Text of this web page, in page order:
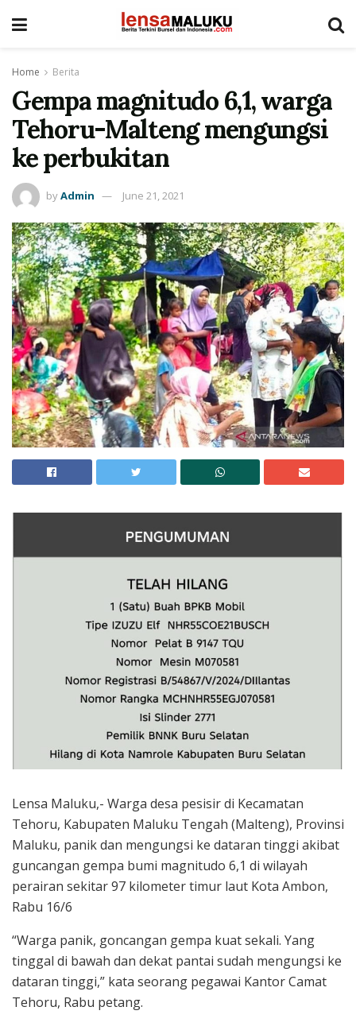
Home Berita
Gempa magnitudo 6,1, warga
Tehoru-Malteng mengungsi
ke perbukitan
byAdmin June 21, 2021
Lensa Maluku,- Warga desa pesisir di Kecamatan
Tehoru, Kabupaten Maluku Tengah (Malteng), Provinsi
Maluku, panik dan mengungsi ke dataran tinggi akibat
guncangan gempa bumi magnitudo 6,1 di wilayah
perairan sekitar 97 kilometer timur laut Kota Ambon,
Rabu 16/6
“Warga panik, goncangan gempa kuat sekali. Yang
tinggal di bawah dan dekat pantai sudah mengungsi ke
dataran tinggi,” kata seorang pegawai Kantor Camat
Tehoru, Rabu petang.